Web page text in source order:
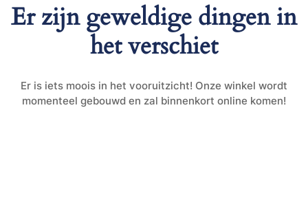
Er zijn geweldige dingen in
het verschiet
Er is iets moois in het vooruitzicht! Onze winkel wordt
momenteel gebouwd en zal binnenkort online komen!